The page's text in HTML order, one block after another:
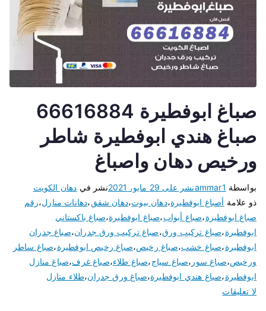
صباغ ابوفطيرة 66616884
صباغ هندي ابوفطيرة شاطر
ورخيص دهان واصباغ
بواسطة ammar1نشر على 29 مايو، 2021 نشر في دهان الكويت
ذو علامة أصباغ ابوفطيرة،دهان بيوت،دهان شقق،دهانات منازل،رقم
صباغ ابوفطيرة،صباغ أبواب،صباغ ابوفطيرة،صباغ باكستاني
ابوفطيرة،صباغ تركيب ورق،صباغ تركيب ورق جدران،صباغ جدران
ابوفطيرة،صباغ خشب،صباغ رخيص،صباغ رخيص ابوفطيرة،صباغ ساطر
ورخيص،صباغ سور ،صباغ سياج،صباغ طلاء،صباغ غرف،صباغ منازل
ابوفطيرة،صباغ هندي ابوفطيرة،صباغ ورق جدران،طلاء منازل
لا تعليقات